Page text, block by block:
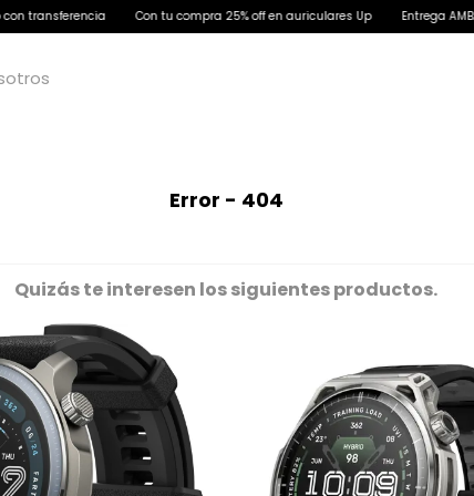
Con tu compra 25% off en auriculares Up Entrega AMBA en
Error - 404
Quizás te interesen los siguientes productos.